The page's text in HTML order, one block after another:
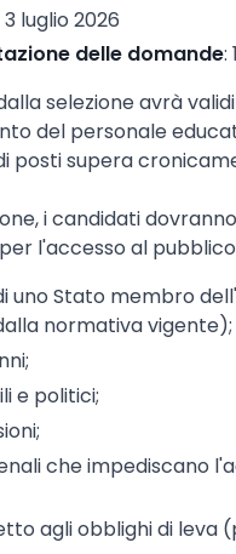
3 luglio 2026
delle domande:
selezione avrà
del personale
posti supera
i candidati
l'accesso al
uno Stato membro
normativa vigente);
e politici;
che impediscano
agli obblighi di leva